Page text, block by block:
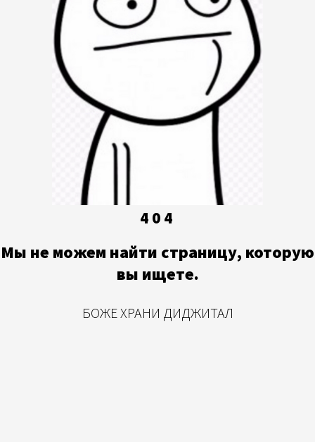
404
Мы не можем найти страницу, которую
вы ищете.
БОЖЕ ХРАНИ ДИДЖИТАЛ